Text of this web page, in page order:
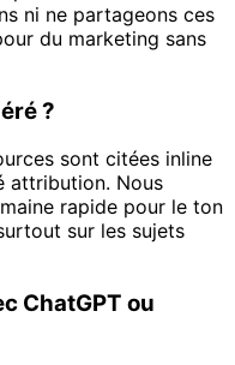
ni ne partageons ces
du marketing sans
?
sont citées inline
attribution. Nous
rapide pour le ton
sur les sujets
ChatGPT ou